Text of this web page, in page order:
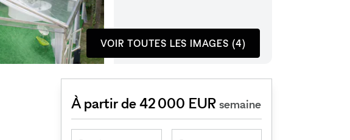
VOIR TOUTES LES IMAGES (4)
À partir de 42 000 EURsemaine